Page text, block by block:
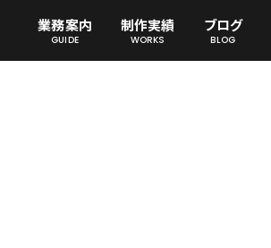
業務案内
GUIDE
制作実績
WORKS
ブログ
BLOG